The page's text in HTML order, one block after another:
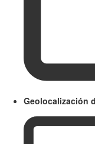
Geolocalización